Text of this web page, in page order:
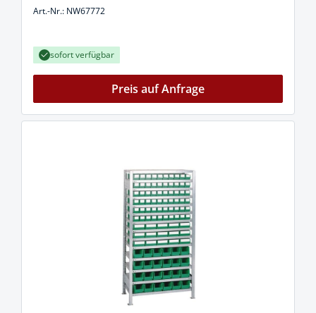
Art.-Nr.: NW67772
sofort verfügbar
Preis auf Anfrage